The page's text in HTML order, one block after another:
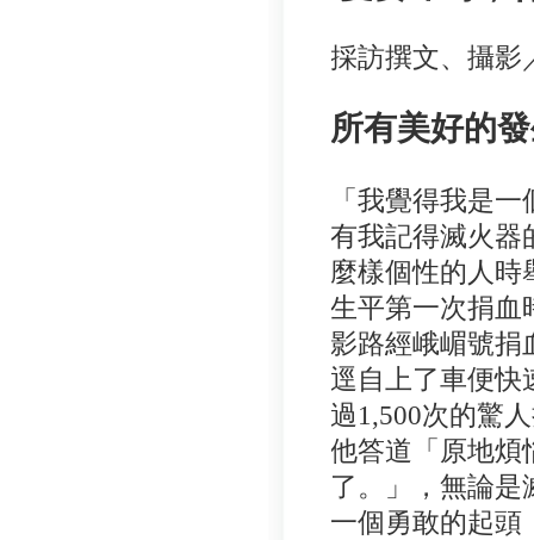
採訪撰文、攝影
所有美好的
「我覺得我是
有我記得滅火器
麼樣個性的人時
生平第一次捐血
影路經峨嵋號捐
逕自上了車便快
過1,500次的驚
他答道「原地煩
了。」，無論是
一個勇敢的起頭